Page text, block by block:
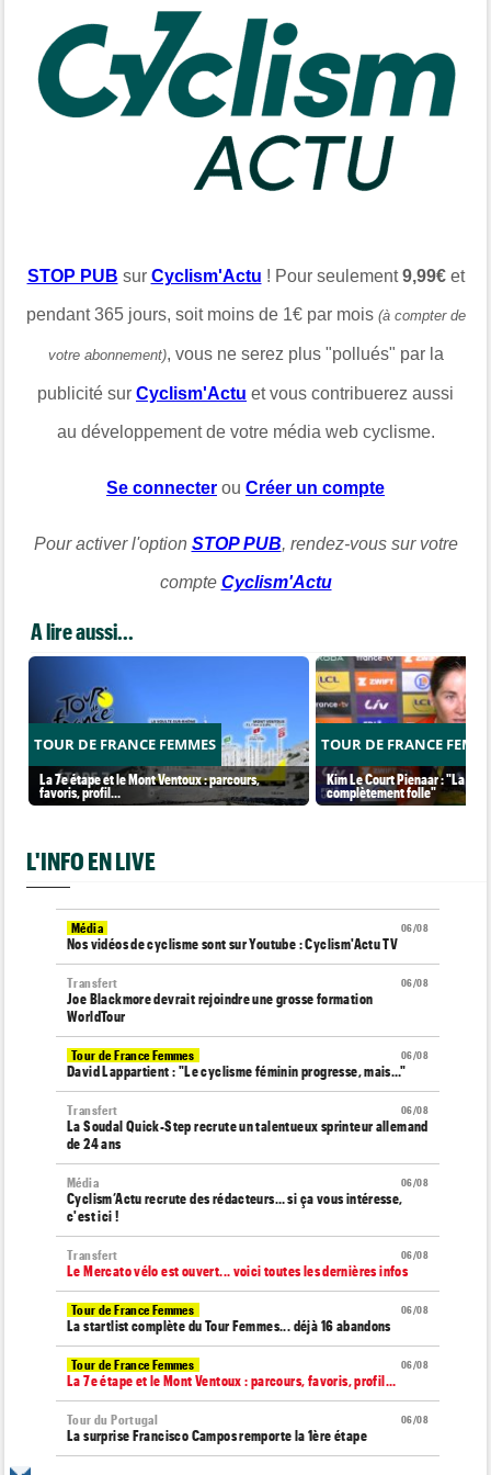
STOP PUB sur Cyclism'Actu ! Pour seulement9,99€et
pendant 365 jours, soit moins de 1€ par mois (à compter de
votre abonnement), vous ne serez plus "pollués" par la
publicité sur Cyclism'Actu et vous contribuerez aussi
au développement de votre média web cyclisme.
Se connecter ou Créer un compte
Pour activer l'option STOP PUB, rendez-vous sur votre
compte Cyclism'Actu
A lire aussi...
TOUR DE FRANCE FEMMES
La 7e étape et le Mont Ventoux : parcours,
favoris, profil…
TOUR DE FRANCE
Kim Le Court Pienaar : "La
complètement folle"
L'INFO EN LIVE
06/08
Média
Nos vidéos de cyclisme sont sur Youtube : Cyclism'Actu TV
06/08
Transfert
Joe Blackmore devrait rejoindre une grosse formation
WorldTour
06/08
Tour de France Femmes
David Lappartient : "Le cyclisme féminin progresse, mais…"
06/08
Transfert
La Soudal Quick-Step recrute un talentueux sprinteur allemand
de 24 ans
06/08
Média
Cyclism’Actu recrute des rédacteurs… si ça vous intéresse,
c'est ici !
06/08
Transfert
Le Mercato vélo est ouvert... voici toutes les dernières infos
06/08
Tour de France Femmes
La startlist complète du Tour Femmes... déjà 16 abandons
06/08
Tour de France Femmes
La 7e étape et le Mont Ventoux : parcours, favoris, profil…
06/08
Tour du Portugal
La surprise Francisco Campos remporte la 1ère étape